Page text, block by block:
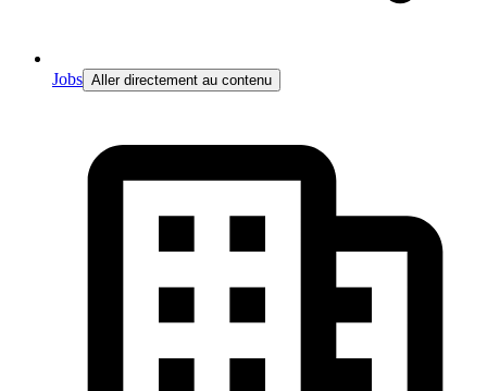
Jobs Aller directement au contenu